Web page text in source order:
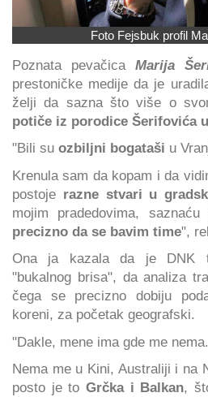
Foto Fejsbuk profil
Poznata pevačica Marija
prestoničke medije da je
želji da sazna što više o
potiče iz porodice Šerifovića
"Bili su ozbiljni bogataši u
Krenula sam da kopam i da
postoje razne stvari u
mojim pradedovima,
precizno da se bavim time",
Ona ja kazala da je DNK
"bukalnog brisa", da analiza
čega se precizno dobiju
koreni, za početak geografski.
"Dakle, mene ima gde me nema.
Nema me u Kini, Australiji i na
posto je to Grčka i Balkan,